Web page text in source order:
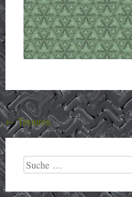
Beitragsnavigation
←Texturen
Suche
nach: